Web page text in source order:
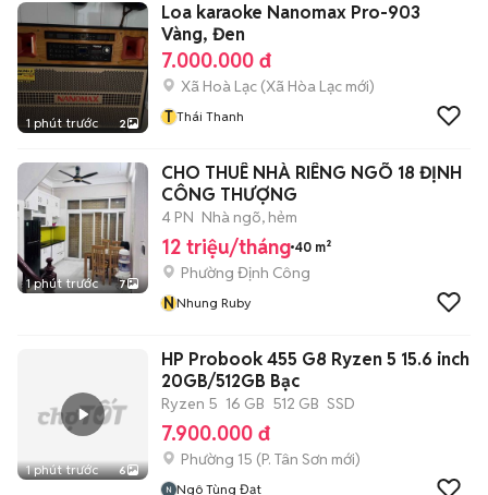
1 phút trước 2
Loa karaoke Nanomax Pro-903
Vàng, Đen
7.000.000 đ
Xã Hoà Lạc (Xã Hòa Lạc mới)
T Thái Thanh
1 phút trước 7
CHO THUÊ NHÀ RIÊNG NGÕ 18 ĐỊNH
CÔNG THƯỢNG
4 PN Nhà ngõ, hẻm
12 triệu/tháng 40 m²
Phường Định Công
NNhung Ruby
1 phút trước 6
HP Probook 455 G8 Ryzen 5 15.6 inch
20GB/512GB Bạc
Ryzen 5 16 GB 512 GB SSD
7.900.000 đ
Phường 15 (P. Tân Sơn mới)
Ngô Tùng Đạt